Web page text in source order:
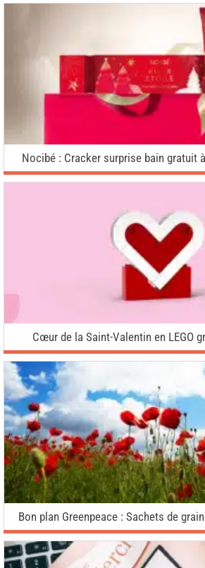
Nocibé : Cracker surprise bain gratuit
Cœur de la Saint-Valentin en LEGO
Bon plan Greenpeace : Sachets de